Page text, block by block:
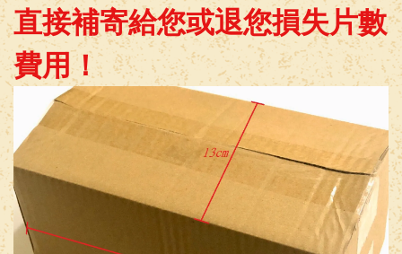
直接補寄給您或退您損失片數
費用！